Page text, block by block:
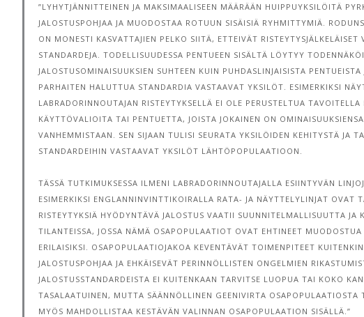
”LYHYTJÄNNITTEINEN JA MAKSIMAALISEEN MÄÄRÄÄN HUIPPUYKSILÖITÄ
JALOSTUSPOHJAA JA MUODOSTAA ROTUUN SISÄISIÄ RYHMITTYMIÄ.
ON MONESTI KASVATTAJIEN PELKO SIITÄ, ETTEIVÄT RISTEYTYSJÄLKELÄISET
STANDARDEJA. TODELLISUUDESSA PENTUEEN SISÄLTÄ LÖYTYY
JALOSTUSOMINAISUUKSIEN SUHTEEN KUIN PUHDASLINJAISISTA
PARHAITEN HALUTTUA STANDARDIA VASTAAVAT YKSILÖT. ESIMERKIKSI
LABRADORINNOUTAJAN RISTEYTYKSELLÄ EI OLE PERUSTELTUA
KÄYTTÖVALIOITA TAI PENTUETTA, JOISTA JOKAINEN ON
VANHEMMISTAAN. SEN SIJAAN TULISI SEURATA YKSILÖIDEN KEHITYSTÄ JA
STANDARDEIHIN VASTAAVAT YKSILÖT LÄHTÖPOPULAATIOON.
TÄSSÄ TUTKIMUKSESSA ILMENI LABRADORINNOUTAJALLA ESIINTYVÄN
ESIMERKIKSI ENGLANNINVINTTIKOIRALLA RATA- JA NÄYTTELYLINJAT OVAT
RISTEYTYKSIÄ HYÖDYNTÄVÄ JALOSTUS VAATII SUUNNITELMALLISUUTTA JA
TILANTEISSA, JOSSA NÄMÄ OSAPOPULAATIOT OVAT EHTINEET
ERILAISIKSI. OSAPOPULAATIOJAKOA KEVENTÄVÄT TOIMENPITEET
JALOSTUSPOHJAA JA EHKÄISEVÄT PERINNÖLLISTEN ONGELMIEN
JALOSTUSSTANDARDEISTA EI KUITENKAAN TARVITSE LUOPUA TAI KOKO
TASALAATUINEN, MUTTA SÄÄNNÖLLINEN GEENIVIRTA OSAPOPULAATIOSTA
MYÖS MAHDOLLISTAA KESTÄVÄN VALINNAN OSAPOPULAATION SISÄLLÄ.”